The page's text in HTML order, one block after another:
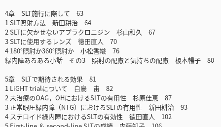
4章 SLT施行に際して 63
1 SLT照射方法 新田耕治 64
2 SLTに欠かせないアプラクロニジン 杉山和久 67
3 SLTに使用するレンズ 徳田直人 70
4 180°照射か360°照射か 小松香織 76
緑内障あるある小話 その3 照射の配慮と気持ちの配慮 榎本暢子 80
5章 SLTで期待される効果 81
1 LiGHT trialについて 白鳥 宙 82
2 未治療のOAG，OHにおけるSLTの有用性 杉原佳恵 87
3 正常眼圧緑内障（NTG）におけるSLTの有用性 新田耕治 93
4 ステロイド緑内障におけるSLTの有効性 徳田直人 102